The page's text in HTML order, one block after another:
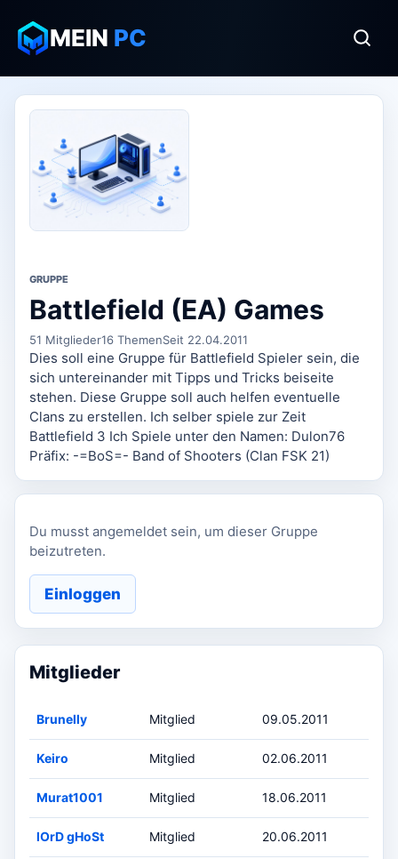
MEIN PC
GRUPPE
Battlefield (EA) Games
51 Mitglieder16 ThemenSeit 22.04.2011
Dies soll eine Gruppe für Battlefield Spieler sein, die
sich untereinander mit Tipps und Tricks beiseite
stehen. Diese Gruppe soll auch helfen eventuelle
Clans zu erstellen. Ich selber spiele zur Zeit
Battlefield 3 Ich Spiele unter den Namen: Dulon76
Präfix: -=BoS=- Band of Shooters (Clan FSK 21)
Du musst angemeldet sein, um dieser Gruppe
beizutreten.
Einloggen
Mitglieder
Brunelly Mitglied 09.05.2011
Keiro Mitglied 02.06.2011
Murat1001 Mitglied 18.06.2011
lOrD gHoSt Mitglied 20.06.2011